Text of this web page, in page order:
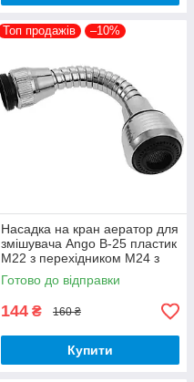
Топ продажів –10%
Насадка на кран аератор для
змішувача Ango В-25 пластик
М22 з перехідником М24 з
гнучким шлангом
Готово до відправки
144 ₴ 160 ₴
Купити